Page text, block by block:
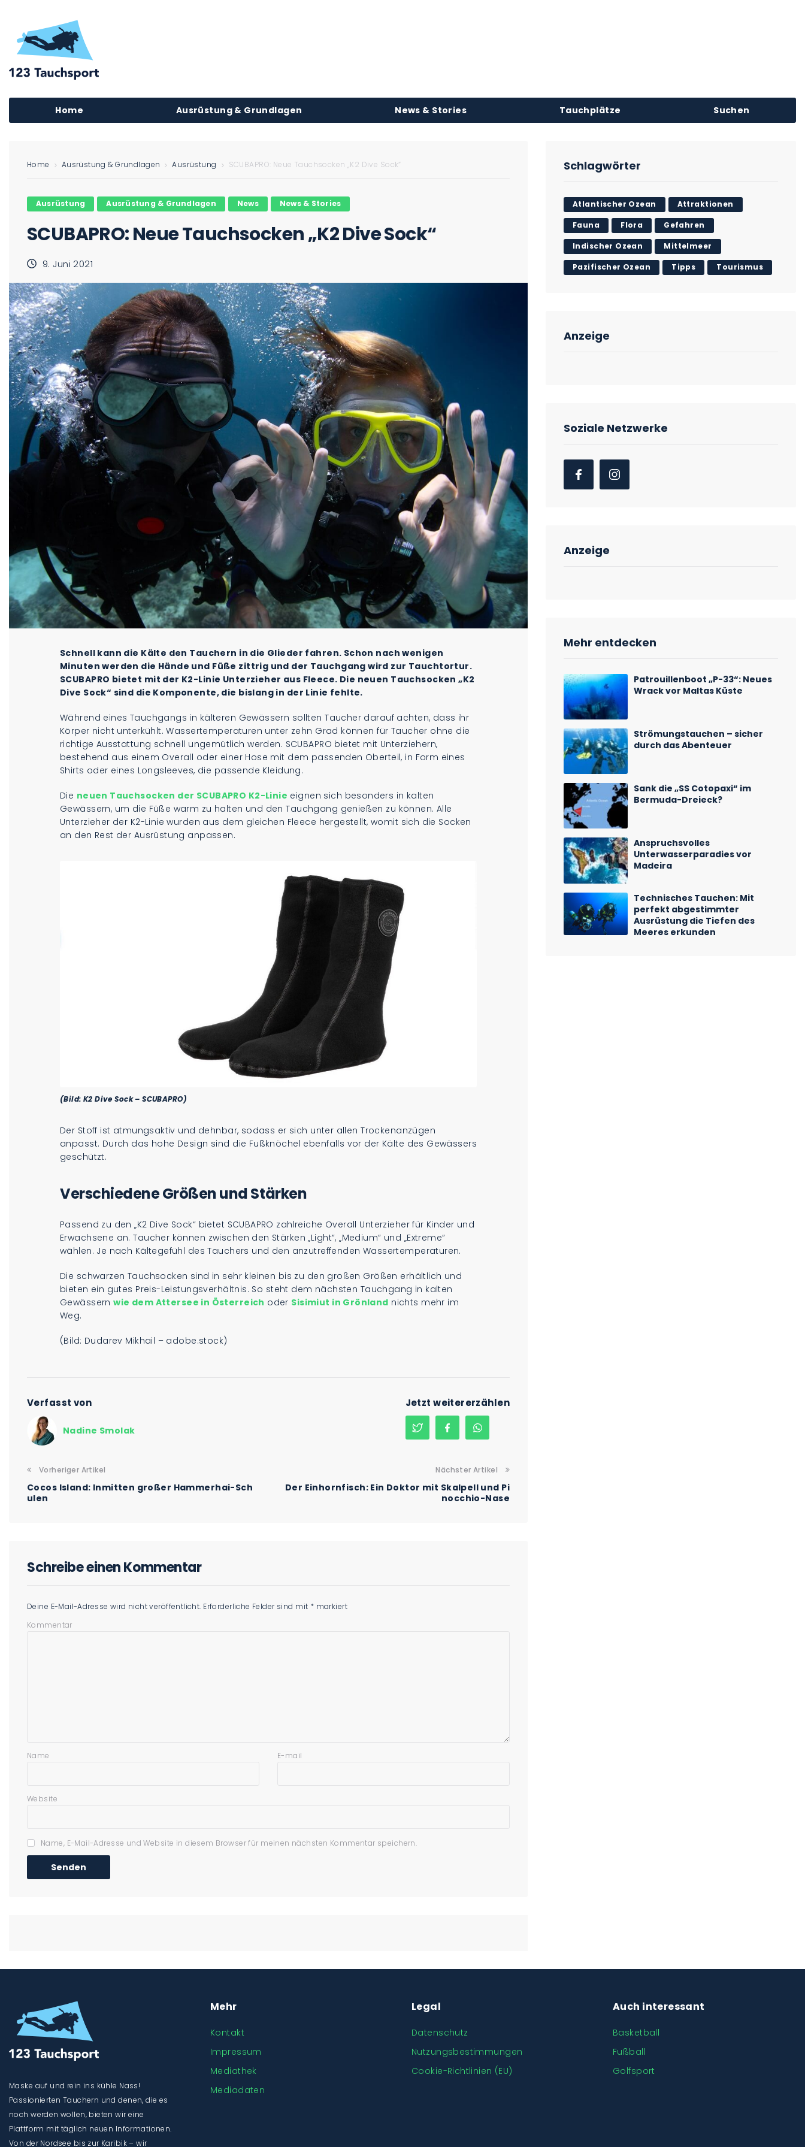
Home Ausrüstung & Grundlagen News & Stories Tauchplätze Suchen
Home Ausrüstung & Grundlagen Ausrüstung SCUBAPRO: Neue Tauchsocken „K2 Dive Sock“
Ausrüstung Ausrüstung & Grundlagen News News & Stories
SCUBAPRO: Neue Tauchsocken „K2 Dive Sock“
9. Juni 2021
Schnell kann die Kälte den Tauchern in die Glieder fahren. Schon nach wenigen
Minuten werden die Hände und Füße zittrig und der Tauchgang wird zur Tauchtortur.
SCUBAPRO bietet mit der K2-Linie Unterzieher aus Fleece. Die neuen Tauchsocken „K2
Dive Sock“ sind die Komponente, die bislang in der Linie fehlte.
Während eines Tauchgangs in kälteren Gewässern sollten Taucher darauf achten, dass ihr
Körper nicht unterkühlt. Wassertemperaturen unter zehn Grad können für Taucher ohne die
richtige Ausstattung schnell ungemütlich werden. SCUBAPRO bietet mit Unterziehern,
bestehend aus einem Overall oder einer Hose mit dem passenden Oberteil, in Form eines
Shirts oder eines Longsleeves, die passende Kleidung.
Die neuen Tauchsocken der SCUBAPRO K2-Linie eignen sich besonders in kalten
Gewässern, um die Füße warm zu halten und den Tauchgang genießen zu können. Alle
Unterzieher der K2-Linie wurden aus dem gleichen Fleece hergestellt, womit sich die Socken
an den Rest der Ausrüstung anpassen.
(Bild: K2 Dive Sock – SCUBAPRO)
Der Stoff ist atmungsaktiv und dehnbar, sodass er sich unter allen Trockenanzügen
anpasst. Durch das hohe Design sind die Fußknöchel ebenfalls vor der Kälte des Gewässers
geschützt.
Verschiedene Größen und Stärken
Passend zu den „K2 Dive Sock“ bietet SCUBAPRO zahlreiche Overall Unterzieher für Kinder und
Erwachsene an. Taucher können zwischen den Stärken „Light“, „Medium“ und „Extreme“
wählen. Je nach Kältegefühl des Tauchers und den anzutreffenden Wassertemperaturen.
Die schwarzen Tauchsocken sind in sehr kleinen bis zu den großen Größen erhältlich und
bieten ein gutes Preis-Leistungsverhältnis. So steht dem nächsten Tauchgang in kalten
Gewässernwie dem Attersee in Österreich oder Sisimiut in Grönland nichts mehr im
Weg.
(Bild: Dudarev Mikhail – adobe.stock)
Verfasst von
Nadine Smolak
Jetzt weitererzählen
Vorheriger Artikel
Cocos Island: Inmitten großer Hammerhai-Sch
ulen
Nächster Artikel
Der Einhornfisch: Ein Doktor mit Skalpell und Pi
nocchio-Nase
Schreibe einen Kommentar
Deine E-Mail-Adresse wird nicht veröffentlicht. Erforderliche Felder sind mit * markiert
Kommentar
Name E-mail
Website
Name, E-Mail-Adresse und Website in diesem Browser für meinen nächsten Kommentar speichern.
Schlagwörter
Atlantischer Ozean Attraktionen
Fauna Flora Gefahren
Indischer Ozean Mittelmeer
Pazifischer Ozean Tipps Tourismus
Anzeige
Soziale Netzwerke
Anzeige
Mehr entdecken
Patrouillenboot „P-33“: Neues
Wrack vor Maltas Küste
Strömungstauchen – sicher
durch das Abenteuer
Sank die „SS Cotopaxi“ im
Bermuda-Dreieck?
Anspruchsvolles
Unterwasserparadies vor
Madeira
Technisches Tauchen: Mit
perfekt abgestimmter
Ausrüstung die Tiefen des
Meeres erkunden
Maske auf und rein ins kühle Nass!
Passionierten Tauchern und denen, die es
noch werden wollen, bieten wir eine
Plattform mit täglich neuen Informationen.
Von der Nordsee bis zur Karibik – wir
Mehr
Kontakt
Impressum
Mediathek
Mediadaten
Legal
Datenschutz
Nutzungsbestimmungen
Cookie-Richtlinien (EU)
Auch interessant
Basketball
Fußball
Golfsport